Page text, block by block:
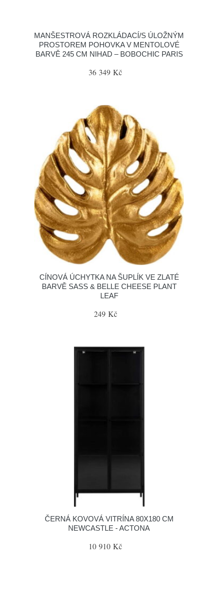
MANŠESTROVÁ ROZKLÁDACÍ/S ÚLOŽNÝM
PROSTOREM POHOVKA V MENTOLOVÉ
BARVĚ 245 CM NIHAD – BOBOCHIC PARIS
36 349 Kč
CÍNOVÁ ÚCHYTKA NA ŠUPLÍK VE ZLATÉ
BARVĚ SASS & BELLE CHEESE PLANT
LEAF
249 Kč
ČERNÁ KOVOVÁ VITRÍNA 80X180 CM
NEWCASTLE - ACTONA
10 910 Kč